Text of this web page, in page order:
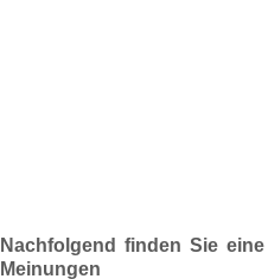
Nachfolgend finden Sie
Meinungen